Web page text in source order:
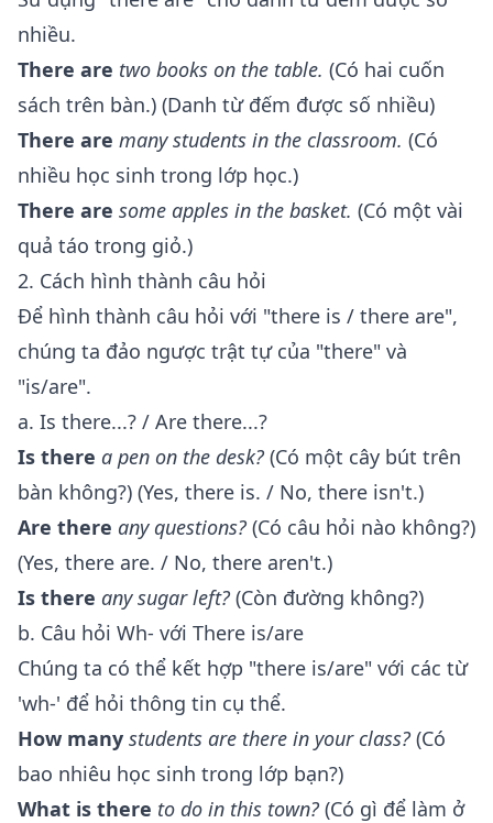
nhiều.
There are two books on the table. (Có hai cuốn
sách trên bàn.) (Danh từ đếm được số nhiều)
There are many students in the classroom. (Có
nhiều học sinh trong lớp học.)
There are some apples in the basket. (Có một vài
quả táo trong giỏ.)
2. Cách hình thành câu hỏi
Để hình thành câu hỏi với "there is / there are",
chúng ta đảo ngược trật tự của "there" và
"is/are".
a. Is there...? / Are there...?
Is there a pen on the desk? (Có một cây bút trên
bàn không?) (Yes, there is. / No, there isn't.)
Are there any questions? (Có câu hỏi nào không?)
(Yes, there are. / No, there aren't.)
Is there any sugar left? (Còn đường không?)
b. Câu hỏi Wh- với There is/are
Chúng ta có thể kết hợp "there is/are" với các từ
'wh-' để hỏi thông tin cụ thể.
How many students are there in your class? (Có
bao nhiêu học sinh trong lớp bạn?)
What is there to do in this town? (Có gì để làm ở